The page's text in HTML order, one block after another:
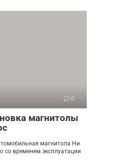
0
магнитолы
магнитола Ни
со временем эксплуатации